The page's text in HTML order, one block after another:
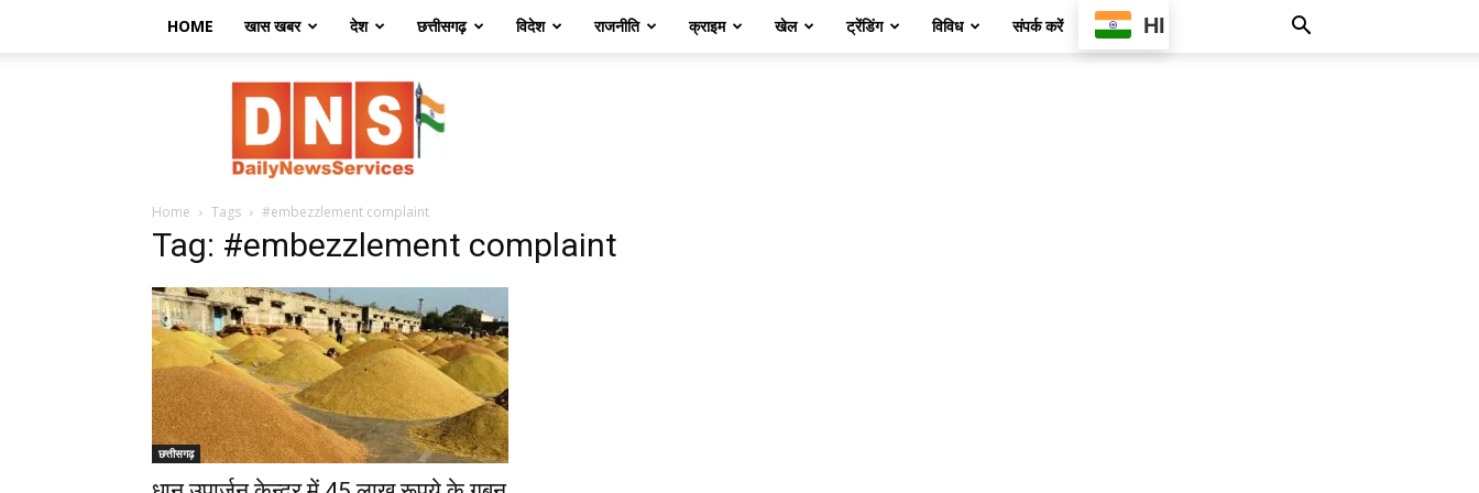
HOME खास खबर देश छत्तीसगढ़ विदेश राजनीति क्राइम खेल ट्रेंडिंग विविध संपर्क करें HI
Home Tags #embezzlement complaint
Tag: #embezzlement complaint
छत्तीसगढ़